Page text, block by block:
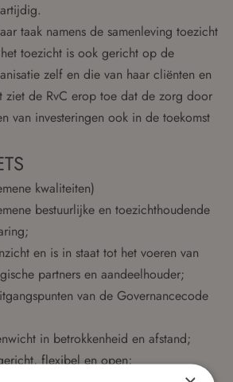
taak namens de samenleving toezicht
toezicht is ook gericht op de
zelf en die van haar cliënten en
ziet de RvC erop toe dat de zorg door
van investeringen ook in de toekomst
kwaliteiten)
bestuurlijke en toezichthoudende
en is in staat tot het voeren van
partners en aandeelhouder;
van de Governancecode
in betrokkenheid en afstand;
flexibel en open;